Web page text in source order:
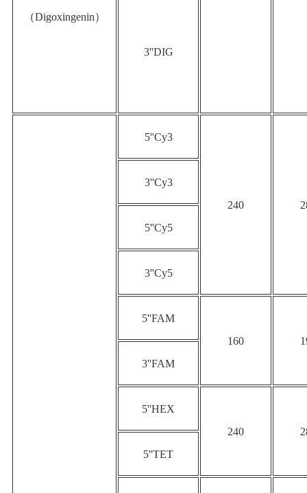
（Digoxingenin）
3''DIG
5''Cy3
240
3''Cy3
5''Cy5
3''Cy5
5''FAM
160
3''FAM
5''HEX
240
5''TET